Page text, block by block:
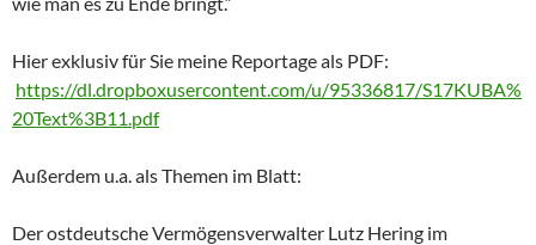
Hier exklusiv für Sie meine Reportage als PDF:
https://dl.dropboxusercontent.com/u/95336817/S17KUBA%
20Text%3B11.pdf
Außerdem u.a. als Themen im Blatt:
Der ostdeutsche Vermögensverwalter Lutz Hering im